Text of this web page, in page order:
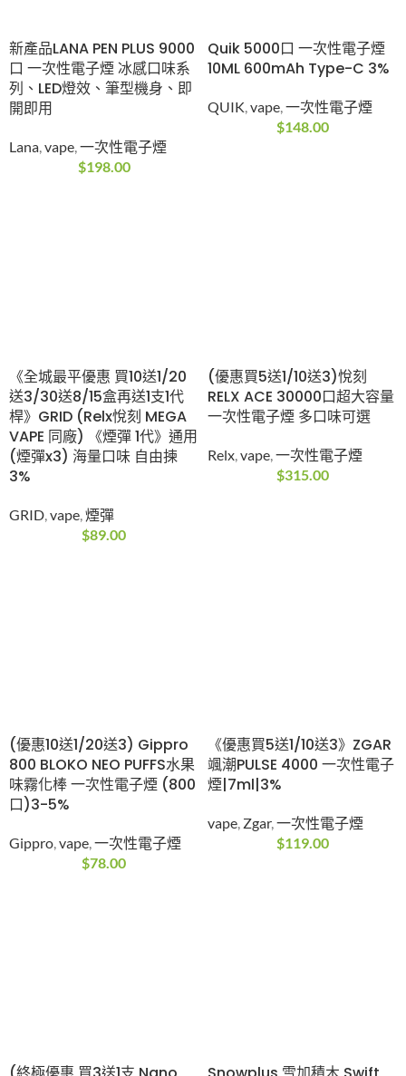
新產品LANA PEN PLUS 9000
口 一次性電子煙 冰感口味系
列、LED燈效、筆型機身、即
開即用
Lana,vape,一次性電子煙
$198.00
Quik 5000口 一次性電子煙
10ML 600mAh Type-C 3%
QUIK,vape,一次性電子煙
$148.00
《全城最平優惠 買10送1/20
送3/30送8/15盒再送1支1代
桿》GRID (Relx悅刻 MEGA
VAPE 同廠) 《煙彈 1代》通用
(煙彈x3) 海量口味 自由揀
3%
GRID vape 煙彈
$89.00
(優惠買5送1/10送3)悅刻
RELX ACE 30000口超大容量
一次性電子煙 多口味可選
Relx,vape,一次性電子煙
$315.00
(優惠10送1/20送3) Gippro
800 BLOKO NEO PUFFS水果
味霧化棒 一次性電子煙 (800
口)3-5%
Gippro vape 一次性電子煙
$78.00
《優惠買5送1/10送3》ZGAR
颯潮PULSE 4000 一次性電子
煙|7ml|3%
vape Zgar, 一次性電子煙
$119.00